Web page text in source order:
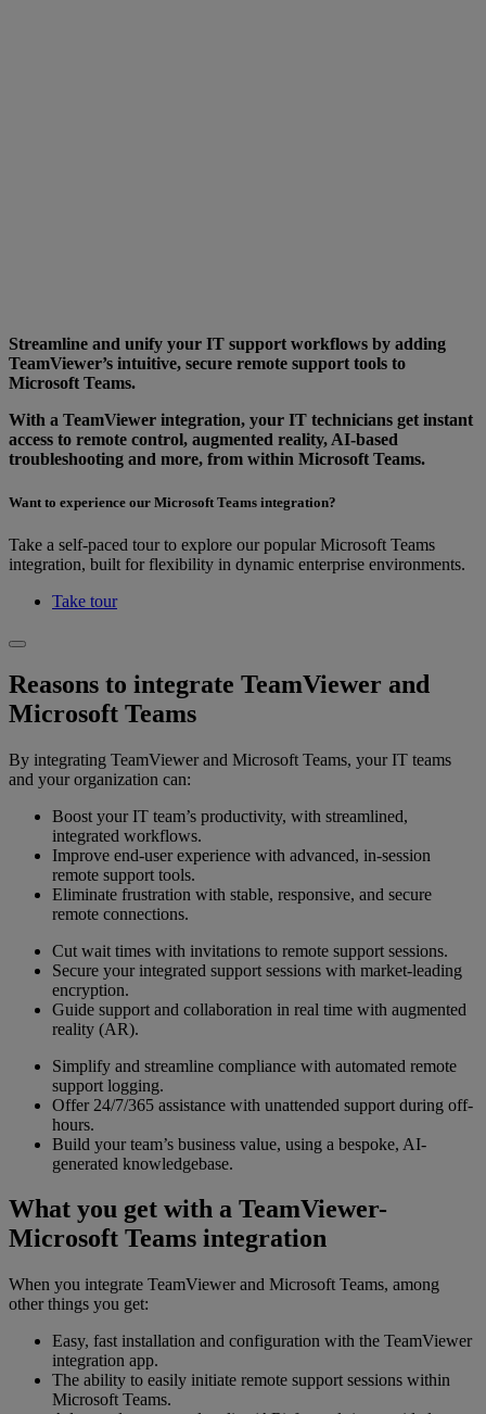
Streamline and unify your IT support workflows by adding
TeamViewer’s intuitive, secure remote support tools to
Microsoft Teams.
With a TeamViewer integration, your IT technicians get instant
access to remote control, augmented reality, AI-based
troubleshooting and more, from within Microsoft Teams.
Want to experience our Microsoft Teams integration?
Take a self-paced tour to explore our popular Microsoft Teams
integration, built for flexibility in dynamic enterprise environments.
Take tour
Reasons to integrate TeamViewer and
Microsoft Teams
By integrating TeamViewer and Microsoft Teams, your IT teams
and your organization can:
Boost your IT team’s productivity, with streamlined,
integrated workflows.
Improve end-user experience with advanced, in-session
remote support tools.
Eliminate frustration with stable, responsive, and secure
remote connections.
Cut wait times with invitations to remote support sessions.
Secure your integrated support sessions with market-leading
encryption.
Guide support and collaboration in real time with augmented
reality (AR).
Simplify and streamline compliance with automated remote
support logging.
Offer 24/7/365 assistance with unattended support during off-
hours.
Build your team’s business value, using a bespoke, AI-
generated knowledgebase.
What you get with a TeamViewer-
Microsoft Teams integration
When you integrate TeamViewer and Microsoft Teams, among
other things you get:
Easy, fast installation and configuration with the TeamViewer
integration app.
The ability to easily initiate remote support sessions within
Microsoft Teams.